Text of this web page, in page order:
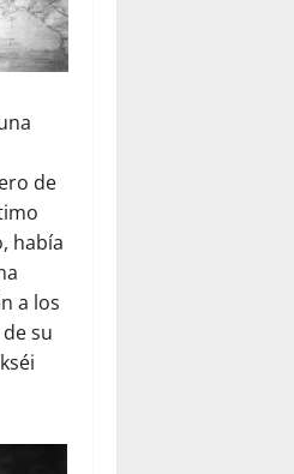
de
había
a los
su